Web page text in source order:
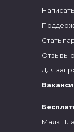
Маяк
Стать
Отзывы
Для